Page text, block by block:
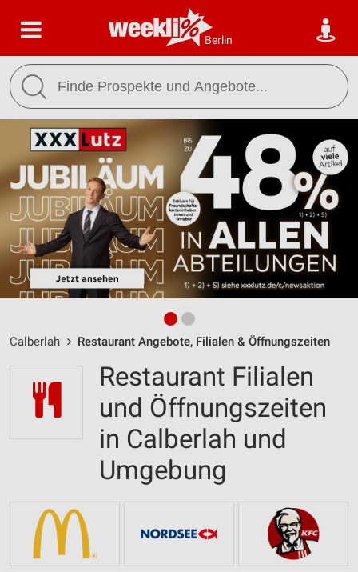
Berlin
Calberlah Restaurant Angebote, Filialen & Öffnungszeiten
Restaurant Filialen
und Öffnungszeiten
in Calberlah und
Umgebung